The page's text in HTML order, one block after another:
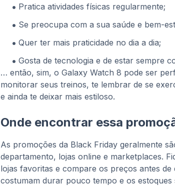
Pratica atividades físicas regularmente;
Se preocupa com a sua saúde e bem-
Quer ter mais praticidade no dia a dia;
Gosta de tecnologia e de estar sempre
… então, sim, o Galaxy Watch 8 pode ser
monitorar seus treinos, te lembrar de se
e ainda te deixar mais estiloso.
Onde encontrar essa
As promoções da Black Friday geralmente
departamento, lojas online e marketplaces.
lojas favoritas e compare os preços antes
costumam durar pouco tempo e os estoques